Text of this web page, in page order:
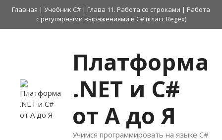
Перейти
содержимому
Главная | Учебник C# | Глава 11. Работа со строками | Работа
с регулярными выражениями в C# (класс Regex)
Платформа
.NET и C#
от А до Я
Учимся программировать на языке C#